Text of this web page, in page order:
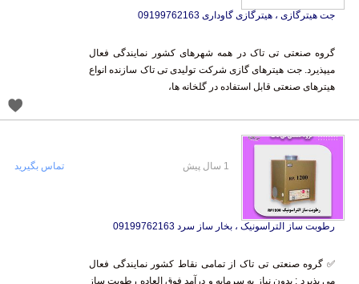
جت هیترگازی ، هیترگازی گاوداری 09199762163
گروه صنعتی تی تاک در همه شهرهای کشور نمایندگی فعال
میپذیرد. جت هیترهای گازی شرکت تولیدی تی تاک سازنده انواع
هیترهای صنعتی قابل استفاده در گلخانه ها،
رطوبت ساز التراسونیک ، بخار ساز سرد 09199762163
✅ گروه صنعتی تی تاک از تمامی نقاط کشور نمایندگی فعال
می پذیرد : بدون نیاز به سرمایه و درآمد فوق العاده رطوبت ساز
تماس بگیرید